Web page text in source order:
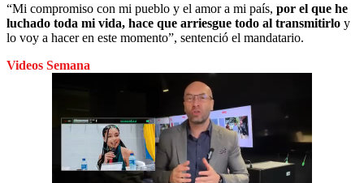
“Mi compromiso con mi pueblo y el amor a mi país, por el que he
luchado toda mi vida, hace que arriesgue todo al transmitirlo y
lo voy a hacer en este momento”, sentenció el mandatario.
Videos Semana